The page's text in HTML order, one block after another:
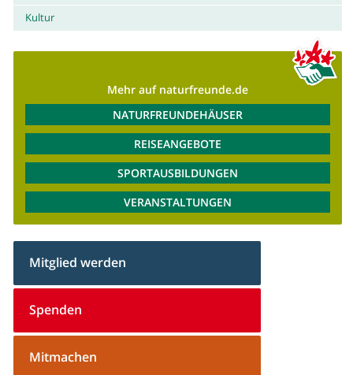
Kultur
Mehr auf naturfreunde.de
NATURFREUNDEHÄUSER
REISEANGEBOTE
SPORTAUSBILDUNGEN
VERANSTALTUNGEN
Mitglied werden
Spenden
Mitmachen